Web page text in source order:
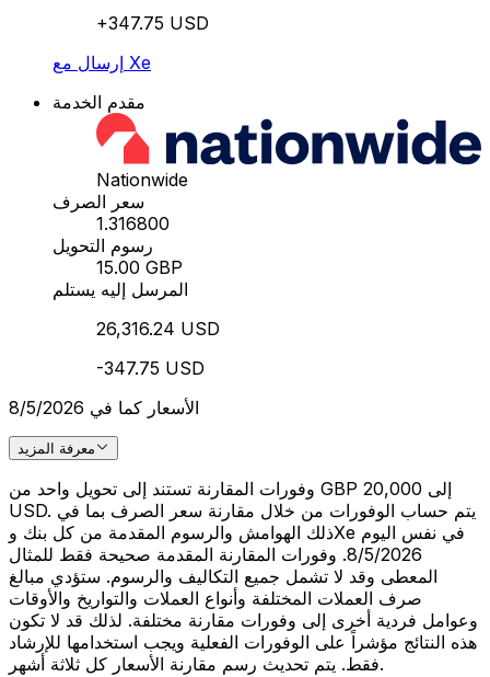
+347.75 USD
إرسال مع Xe
مقدم الخدمة
Nationwide
سعر الصرف
1.316800
رسوم التحويل
15.00 GBP
المرسل إليه يستلم
26,316.24 USD
-347.75 USD
الأسعار كما في 8/5/2026
معرفة المزيد
وفورات المقارنة تستند إلى تحويل واحد من GBP 20,000 إلى
USD. يتم حساب الوفورات من خلال مقارنة سعر الصرف بما في
ذلك الهوامش والرسوم المقدمة من كل بنك وXe في نفس اليوم
8/5/2026. وفورات المقارنة المقدمة صحيحة فقط للمثال
المعطى وقد لا تشمل جميع التكاليف والرسوم. ستؤدي مبالغ
صرف العملات المختلفة وأنواع العملات والتواريخ والأوقات
وعوامل فردية أخرى إلى وفورات مقارنة مختلفة. لذلك قد لا تكون
هذه النتائج مؤشراً على الوفورات الفعلية ويجب استخدامها للإرشاد
فقط. يتم تحديث رسم مقارنة الأسعار كل ثلاثة أشهر.